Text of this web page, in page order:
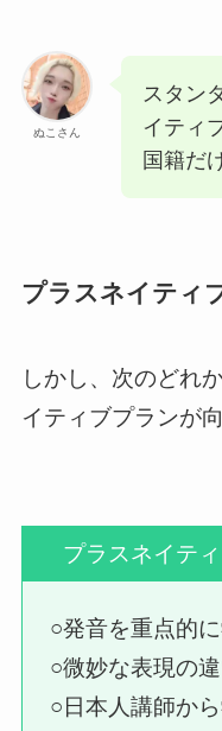
ぬこさん
スタン
イティ
国籍だ
プラスネイティ
しかし、次のどれ
イティブプランが
プラスネイテ
○発音を重点的
○微妙な表現の
○日本人講師か